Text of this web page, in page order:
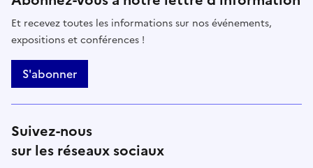
Et recevez toutes les informations sur nos événements,
expositions et conférences !
S'abonner
Suivez-nous
sur les réseaux sociaux